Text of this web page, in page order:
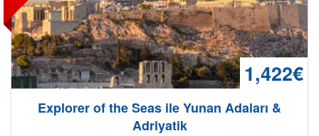
1,422€
Explorer of the Seas ile Yunan Adaları &
Adriyatik